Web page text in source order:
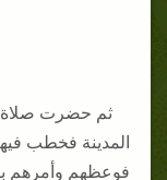
ثم حضرت صلاة
المدينة فخطب
فوعظهم وأمرهم